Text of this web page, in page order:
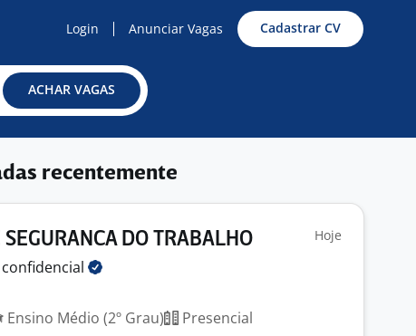
Login Anunciar Vagas Cadastrar CV
ACHAR VAGAS
recentemente
SEGURANCA DO TRABALHO Hoje
confidencial
Ensino Médio (2º Grau)
Presencial